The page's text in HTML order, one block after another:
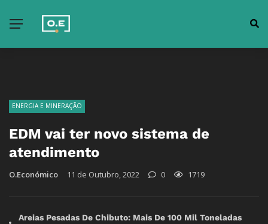
ENERGIA E MINERAÇÃO
EDM vai ter novo sistema de
atendimento
O.Económico 11 de Outubro, 2022 0 1719
Areias Pesadas De Chibuto: Mais De 100 Mil Toneladas